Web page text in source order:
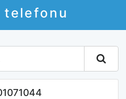
telefonu